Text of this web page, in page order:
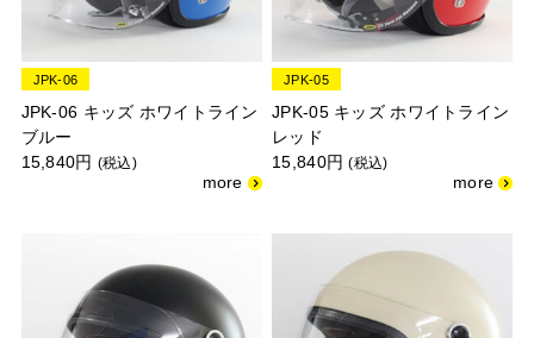
JPK-06
JPK-06 キッズ ホワイトライン
ブルー
15,840円 (税込)
JPK-05
JPK-05 キッズ ホワイトライン
レッド
15,840円(税込)